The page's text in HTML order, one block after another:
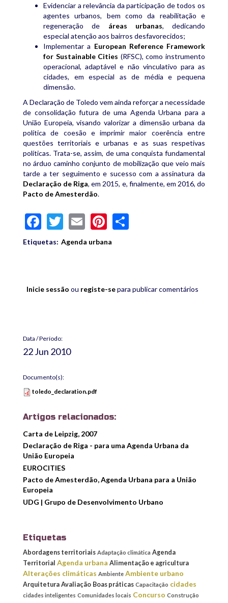
Evidenciar a relevância da participação de todos os
agentes urbanos, bem como da reabilitação e
regeneração de áreas urbanas, dedicando
especial atenção aos bairros desfavorecidos;
Implementar a European Reference Framework
for Sustainable Cities (RFSC), como instrumento
operacional, adaptável e não vinculativo para as
cidades, em especial as de média e pequena
dimensão.
A Declaração de Toledo vem ainda reforçar a necessidade
de consolidação futura de uma Agenda Urbana para a
União Europeia, visando valorizar a dimensão urbana da
política de coesão e imprimir maior coerência entre
questões territoriais e urbanas e as suas respetivas
políticas. Trata-se, assim, de uma conquista fundamental
no árduo caminho conjunto de mobilização que veio mais
tarde a ter seguimento e sucesso com a assinatura da
Declaração de Riga, em 2015, e, finalmente, em 2016, do
Pacto de Amesterdão.
Facebook
Twitter
EmailPinterest
Etiquetas: Agenda urbana
Inicie sessão ou registe-separa publicar comentários
Data / Período:
22 Jun 2010
Documento(s):
toledo_declaration.pdf
Artigos relacionados:
Carta de Leipzig, 2007
Declaração de Riga - para uma Agenda Urbana da
União Europeia
EUROCITIES
Pacto de Amesterdão, Agenda Urbana para a União
Europeia
UDG | Grupo de Desenvolvimento Urbano
Etiquetas
Abordagens territoriais Adaptação climática Agenda
Territorial Agenda urbana Alimentação e agricultura
Alterações climáticas Ambiente Ambiente urbano
Arquitetura Avaliação Boas práticas Capacitação cidades
cidades inteligentes Comunidades locais Concurso Construção